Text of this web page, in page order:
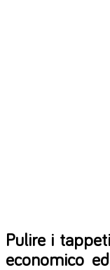
Pulire i
economico